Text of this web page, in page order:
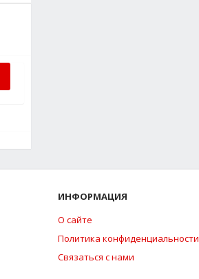
ИНФОРМАЦИЯ
О сайте
Политика конфиденциальности
Связаться с нами